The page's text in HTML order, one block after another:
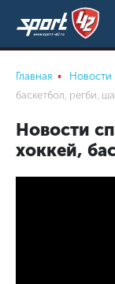
Главная Новости
баскетбол, регби,
Новости
хоккей,